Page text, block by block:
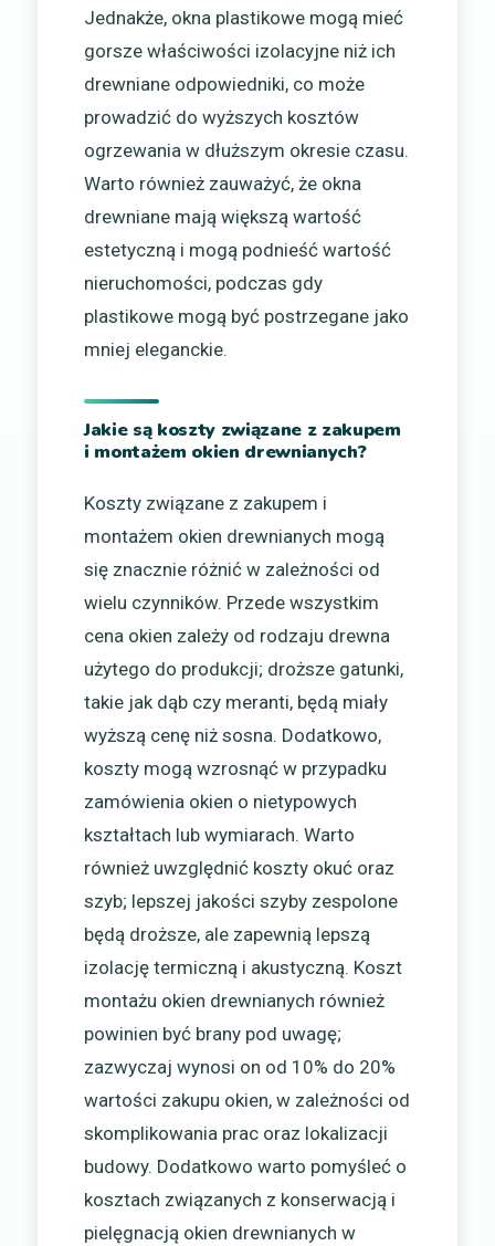
Jednakże, okna plastikowe mogą mieć
gorsze właściwości izolacyjne niż ich
drewniane odpowiedniki, co może
prowadzić do wyższych kosztów
ogrzewania w dłuższym okresie czasu.
Warto również zauważyć, że okna
drewniane mają większą wartość
estetyczną i mogą podnieść wartość
nieruchomości, podczas gdy
plastikowe mogą być postrzegane jako
mniej eleganckie.
Jakie są koszty związane z zakupem
i montażem okien drewnianych?
Koszty związane z zakupem i
montażem okien drewnianych mogą
się znacznie różnić w zależności od
wielu czynników. Przede wszystkim
cena okien zależy od rodzaju drewna
użytego do produkcji; droższe gatunki,
takie jak dąb czy meranti, będą miały
wyższą cenę niż sosna. Dodatkowo,
koszty mogą wzrosnąć w przypadku
zamówienia okien o nietypowych
kształtach lub wymiarach. Warto
również uwzględnić koszty okuć oraz
szyb; lepszej jakości szyby zespolone
będą droższe, ale zapewnią lepszą
izolację termiczną i akustyczną. Koszt
montażu okien drewnianych również
powinien być brany pod uwagę;
zazwyczaj wynosi on od 10% do 20%
wartości zakupu okien, w zależności od
skomplikowania prac oraz lokalizacji
budowy. Dodatkowo warto pomyśleć o
kosztach związanych z konserwacją i
pielęgnacją okien drewnianych w